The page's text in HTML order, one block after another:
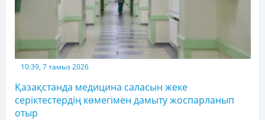
10:39, 7 тамыз 2026
Қазақстанда медицина саласын жеке
серіктестердің көмегімен дамыту жоспарланып
отыр